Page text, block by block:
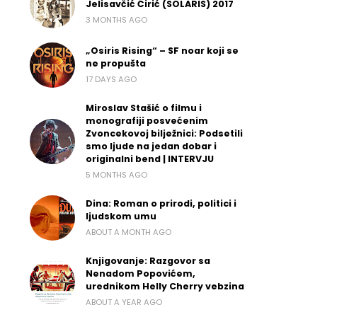
Jelisavčić Ćirić (SOLARIS) 2017
3 MONTHS AGO
„Osiris Rising“ – SF noar koji se
ne propušta
17 DAYS AGO
Miroslav Stašić o filmu i
monografiji posvećenim
Zvoncekovoj bilježnici: Podsetili
smo ljude na jedan dobar i
originalni bend | INTERVJU
5 MONTHS AGO
Dina: Roman o prirodi, politici i
ljudskom umu
ABOUT A MONTH AGO
Knjigovanje: Razgovor sa
Nenadom Popovićem,
urednikom Helly Cherry vebzina
ABOUT A YEAR AGO